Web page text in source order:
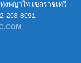
งพญาไท เขตราชเทวี
203-8091